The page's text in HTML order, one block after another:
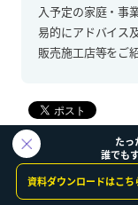
入予定の家庭・事
易的にアドバイス
販売施工店等をご
関連記事
たっ
誰でも
資料ダウンロードはこち